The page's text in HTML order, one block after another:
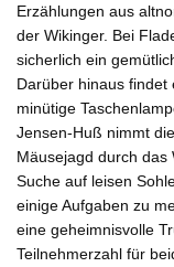
Erzählungen aus
der Wikinger. Bei
sicherlich ein
Darüber hinaus findet
minütige
Jensen-Huß nimmt
Mäusejagd durch
Suche auf leisen
einige Aufgaben zu
eine geheimnisvolle
Teilnehmerzahl für